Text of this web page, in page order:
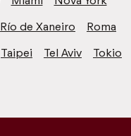
Río de Xaneiro
Roma
Taipei Tel Aviv
Tokio